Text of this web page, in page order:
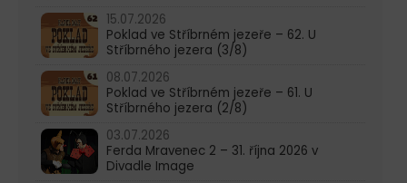
15.07.2026
Poklad ve Stříbrném jezeře – 62. U
Stříbrného jezera (3/8)
08.07.2026
Poklad ve Stříbrném jezeře – 61. U
Stříbrného jezera (2/8)
03.07.2026
Ferda Mravenec 2 – 31. října 2026 v
Divadle Image